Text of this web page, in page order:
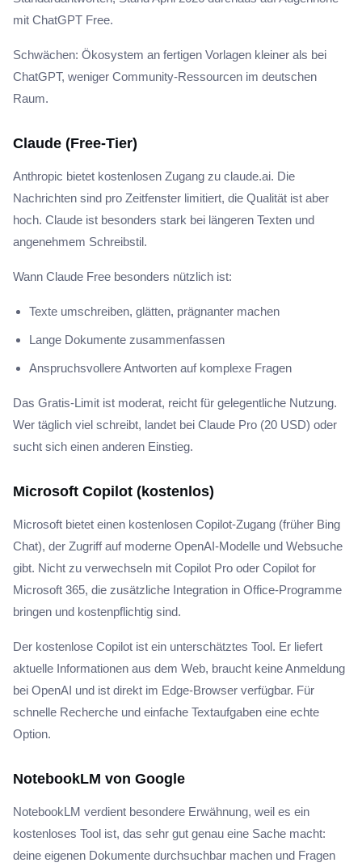
mit ChatGPT Free.
Schwächen: Ökosystem an fertigen Vorlagen kleiner als bei
ChatGPT, weniger Community-Ressourcen im deutschen
Raum.
Claude (Free-Tier)
Anthropic bietet kostenlosen Zugang zu claude.ai. Die
Nachrichten sind pro Zeitfenster limitiert, die Qualität ist aber
hoch. Claude ist besonders stark bei längeren Texten und
angenehmem Schreibstil.
Wann Claude Free besonders nützlich ist:
Texte umschreiben, glätten, prägnanter machen
Lange Dokumente zusammenfassen
Anspruchsvollere Antworten auf komplexe Fragen
Das Gratis-Limit ist moderat, reicht für gelegentliche Nutzung.
Wer täglich viel schreibt, landet bei Claude Pro (20 USD) oder
sucht sich einen anderen Einstieg.
Microsoft Copilot (kostenlos)
Microsoft bietet einen kostenlosen Copilot-Zugang (früher Bing
Chat), der Zugriff auf moderne OpenAI-Modelle und Websuche
gibt. Nicht zu verwechseln mit Copilot Pro oder Copilot for
Microsoft 365, die zusätzliche Integration in Office-Programme
bringen und kostenpflichtig sind.
Der kostenlose Copilot ist ein unterschätztes Tool. Er liefert
aktuelle Informationen aus dem Web, braucht keine Anmeldung
bei OpenAI und ist direkt im Edge-Browser verfügbar. Für
schnelle Recherche und einfache Textaufgaben eine echte
Option.
NotebookLM von Google
NotebookLM verdient besondere Erwähnung, weil es ein
kostenloses Tool ist, das sehr gut genau eine Sache macht:
deine eigenen Dokumente durchsuchbar machen und Fragen